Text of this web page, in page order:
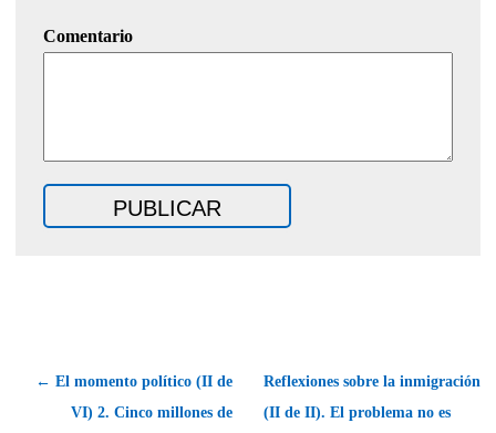
Comentario
← El momento político (II de
VI) 2. Cinco millones de
Reflexiones sobre la inmigración
(II de II). El problema no es